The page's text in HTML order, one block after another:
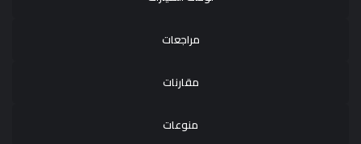
مراجعات
مقارنات
منوعات